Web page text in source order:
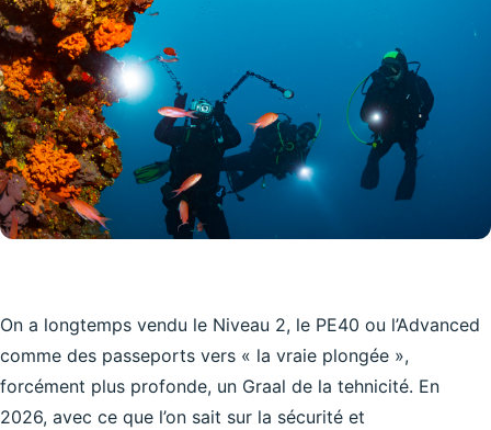
On a longtemps vendu le Niveau 2, le PE40 ou l’Advanced
comme des passeports vers « la vraie plongée »,
forcément plus profonde, un Graal de la tehnicité. En
2026, avec ce que l’on sait sur la sécurité et